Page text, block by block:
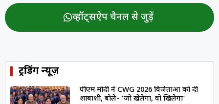
व्हॉट्सऐप चैनल से जुड़ें
ट्रेंडिंग न्यूज़
पीएम मोदी ने CWG 2026 विजेताओं को दी
शाबाशी, बोले- ‘जो खेलेगा, वो खिलेगा’